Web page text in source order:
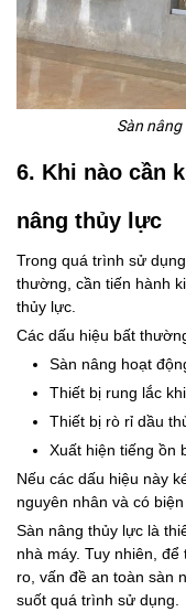
Sàn
6. Khi nào cần
nâng thủy lực
Trong quá trình sử
thường, cần tiến hành
thủy lực
Các dấu hiệu bất
Sàn nâng hoạt
Thiết bị rung lắc
Thiết bị rò rỉ dầu
Xuất hiện tiếng ồn
Nếu các dấu hiệu này
nguyên nhân và có
Sàn nâng thủy lực là
nhà máy. Tuy nhiên,
ro, vấn đề an toàn sàn
suốt quá trình sử dụng.